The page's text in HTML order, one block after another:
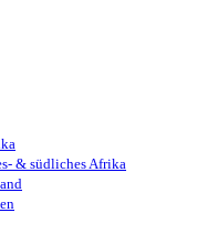
& südliches Afrika